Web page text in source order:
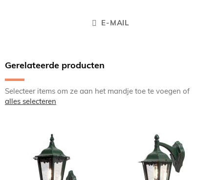
E-MAIL
Gerelateerde producten
Selecteer items om ze aan het mandje toe te voegen of
alles selecteren